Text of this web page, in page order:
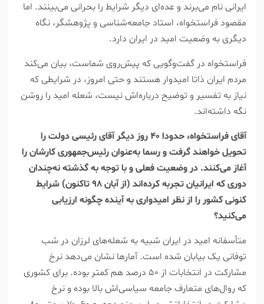
ایرانی نام می‌برند و عده‌ای دیگر شرایط را بحرانی می‌بینند. اما
مقصود فراستخواه، استاد جامعه‌شناسی و پژوهشگر، نگاه
دیگری به وضعیت امید در ایران دارد.
فراستخواه در گفت‌وگویی که پیش‌روی شماست، بیان می‌کند
مردم ایران ذاتا امیدوار هستند و حتی امروز، در شرایطی که
نیاز به تفسیر و توضیح درباره‌اش نیست، شعله امید را روشن
نگه داشته‌اند.
‌آقای فراستخواه، حدودا ۴۰ روز دیگر آقای رئیسی دولت را
تحویل خواهند گرفت و رسما به‌عنوان رئیس‌جمهوری کارشان را
آغاز می‌کنند. در وضعیت فعلی و با توجه به گذشته نه‌چندان
دوری که ایرانیان تجربه کرده‌اند (از آبان ۹۸ تاکنون) شرایط
کنونی کشور را از نظر امیدواری به آینده چگونه ارزیابی
می‌کنید؟
‌متأسفانه امید در ایران شبیه به شعله‌های لرزان در شب
توفانی یک بیابان شده است. آمار‌ها نشان می‌دهد نرخ
مشارکت در انتخابات از ۵۰ درصد هم کمتر بوده. برای کشوری
که روال‌های متعارف جامعه سیاسی‌اش بالا بوده و نرخ